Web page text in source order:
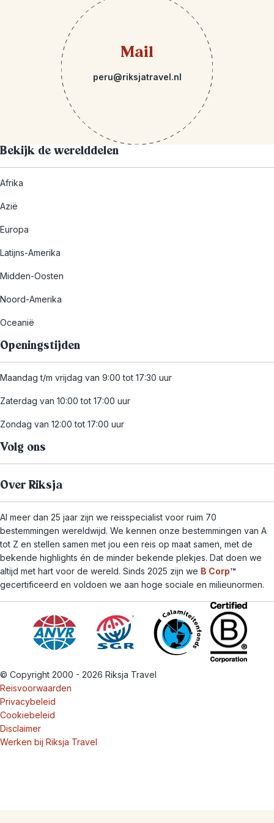
Mail
peru@riksjatravel.nl
Bekijk de werelddelen
Afrika
Azië
Europa
Latijns-Amerika
Midden-Oosten
Noord-Amerika
Oceanië
Openingstijden
Maandag t/m vrijdag van 9:00 tot 17:30 uur
Zaterdag van 10:00 tot 17:00 uur
Zondag van 12:00 tot 17:00 uur
Volg ons
Over Riksja
Al meer dan 25 jaar zijn we reisspecialist voor ruim 70
bestemmingen wereldwijd. We kennen onze bestemmingen van A
tot Z en stellen samen met jou een reis op maat samen, met de
bekende highlights én de minder bekende plekjes. Dat doen we
altijd met hart voor de wereld. Sinds 2025 zijn we B Corp™
gecertificeerd en voldoen we aan hoge sociale en milieunormen.
© Copyright 2000 - 2026 Riksja Travel
Reisvoorwaarden
Privacybeleid
Cookiebeleid
Disclaimer
Werken bij Riksja Travel